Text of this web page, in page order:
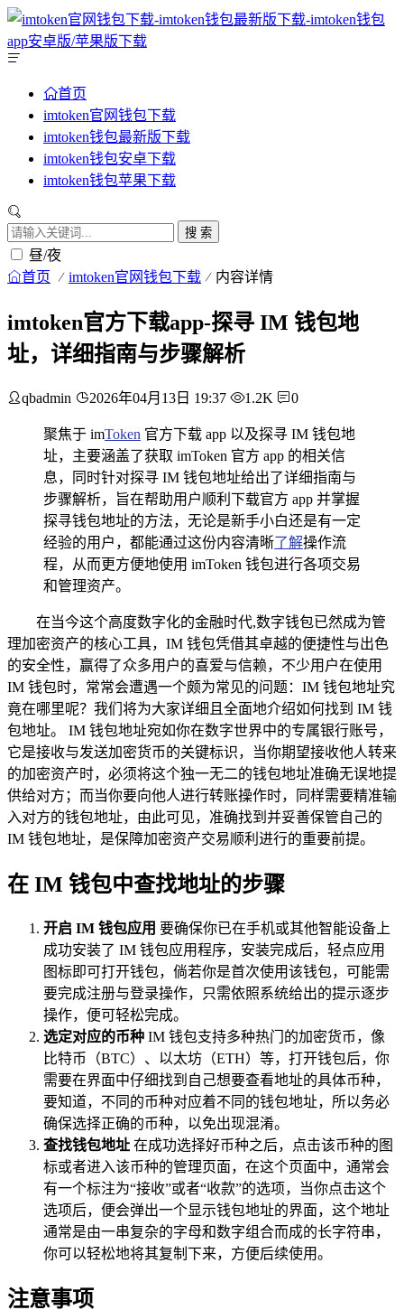
首页
imtoken官网钱包下载
imtoken钱包最新版下载
imtoken钱包安卓下载
imtoken钱包苹果下载
搜 索
昼/夜
首页 imtoken官网钱包下载 内容详情
imtoken官方下载app-探寻 IM 钱包地
址，详细指南与步骤解析
qbadmin 2026年04月13日 19:37 1.2K 0
聚焦于 imToken 官方下载 app 以及探寻 IM 钱包地
址，主要涵盖了获取 imToken 官方 app 的相关信
息，同时针对探寻 IM 钱包地址给出了详细指南与
步骤解析，旨在帮助用户顺利下载官方 app 并掌握
探寻钱包地址的方法，无论是新手小白还是有一定
经验的用户，都能通过这份内容清晰了解操作流
程，从而更方便地使用 imToken 钱包进行各项交易
和管理资产。
在当今这个高度数字化的金融时代,数字钱包已然成为管
理加密资产的核心工具，IM 钱包凭借其卓越的便捷性与出色
的安全性，赢得了众多用户的喜爱与信赖，不少用户在使用
IM 钱包时，常常会遭遇一个颇为常见的问题：IM 钱包地址究
竟在哪里呢？我们将为大家详细且全面地介绍如何找到 IM 钱
包地址。 IM 钱包地址宛如你在数字世界中的专属银行账号，
它是接收与发送加密货币的关键标识，当你期望接收他人转来
的加密资产时，必须将这个独一无二的钱包地址准确无误地提
供给对方；而当你要向他人进行转账操作时，同样需要精准输
入对方的钱包地址，由此可见，准确找到并妥善保管自己的
IM 钱包地址，是保障加密资产交易顺利进行的重要前提。
在 IM 钱包中查找地址的步骤
开启 IM 钱包应用 要确保你已在手机或其他智能设备上
成功安装了 IM 钱包应用程序，安装完成后，轻点应用
图标即可打开钱包，倘若你是首次使用该钱包，可能需
要完成注册与登录操作，只需依照系统给出的提示逐步
操作，便可轻松完成。
选定对应的币种 IM 钱包支持多种热门的加密货币，像
比特币（BTC）、以太坊（ETH）等，打开钱包后，你
需要在界面中仔细找到自己想要查看地址的具体币种，
要知道，不同的币种对应着不同的钱包地址，所以务必
确保选择正确的币种，以免出现混淆。
查找钱包地址 在成功选择好币种之后，点击该币种的图
标或者进入该币种的管理页面，在这个页面中，通常会
有一个标注为“接收”或者“收款”的选项，当你点击这个
选项后，便会弹出一个显示钱包地址的界面，这个地址
通常是由一串复杂的字母和数字组合而成的长字符串，
你可以轻松地将其复制下来，方便后续使用。
注意事项